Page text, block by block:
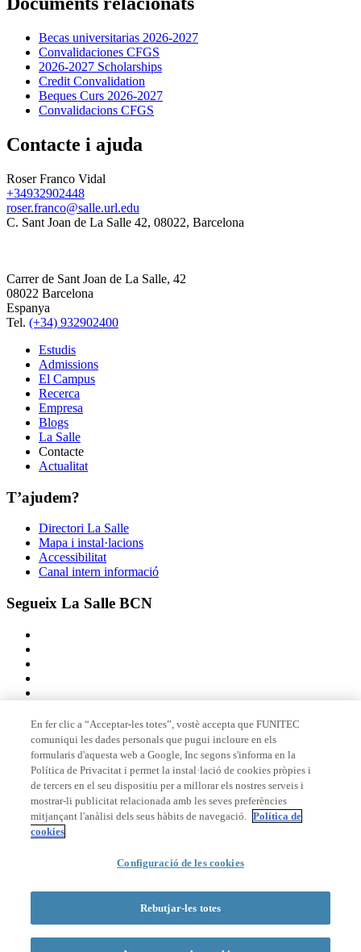
Becas universitarias 2026-2027
Convalidaciones CFGS
2026-2027 Scholarships
Credit Convalidation
Beques Curs 2026-2027
Convalidacions CFGS
Contacte i ajuda
Roser Franco Vidal
+34932902448
roser.franco@salle.url.edu
C. Sant Joan de La Salle 42, 08022, Barcelona
Carrer de Sant Joan de La Salle, 42
08022 Barcelona
Espanya
Tel. (+34) 932902400
Estudis
Admissions
El Campus
Recerca
Empresa
Blogs
La Salle
Contacte
Actualitat
T’ajudem?
Directori La Salle
Mapa i instal·lacions
Accessibilitat
Canal intern informació
Segueix La Salle BCN
Membre de
Acreditacions
© 2026 La Salle Campus Barcelona - URL |Avís legal
Formulari de cerca
En fer clic a “Acceptar-les totes”, vostè accepta que FUNITEC
comuniqui les dades personals que pugui incloure en els
formularis d'aquesta web a Google, Inc segons s'informa en la
Política de Privacitat i permet la instal·lació de cookies pròpies i
de tercers en el seu dispositiu per a millorar els nostres serveis i
mostrar-li publicitat relacionada amb les seves preferències
mitjançant l'anàlisi dels seus hàbits de navegació. Política de
cookies
Configuració de les cookies
Rebutjar-les totes